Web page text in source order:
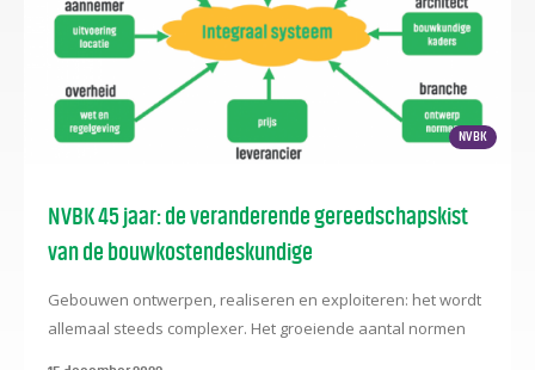
NVBK
NVBK 45 jaar: de veranderende gereedschapskist
van de bouwkostendeskundige
Gebouwen ontwerpen, realiseren en exploiteren: het wordt
allemaal steeds complexer. Het groeiende aantal normen